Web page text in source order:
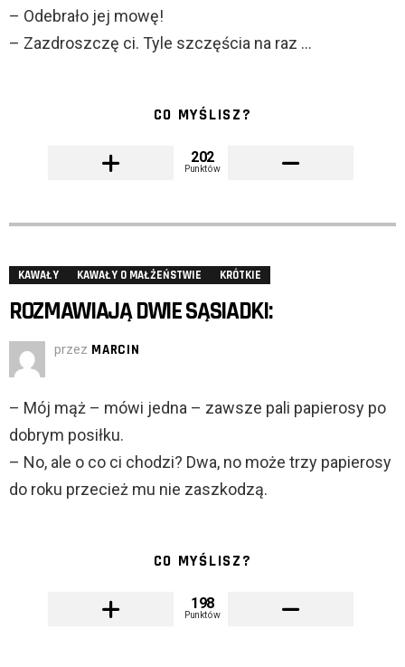
– Odebrało jej mowę!
– Zazdroszczę ci. Tyle szczęścia na raz …
CO MYŚLISZ?
202
Punktów
KAWAŁY KAWAŁY O MAŁŻEŃSTWIE KRÓTKIE
ROZMAWIAJĄ DWIE SĄSIADKI:
przez MARCIN
– Mój mąż – mówi jedna – zawsze pali papierosy po
dobrym posiłku.
– No, ale o co ci chodzi? Dwa, no może trzy papierosy
do roku przecież mu nie zaszkodzą.
CO MYŚLISZ?
198
Punktów